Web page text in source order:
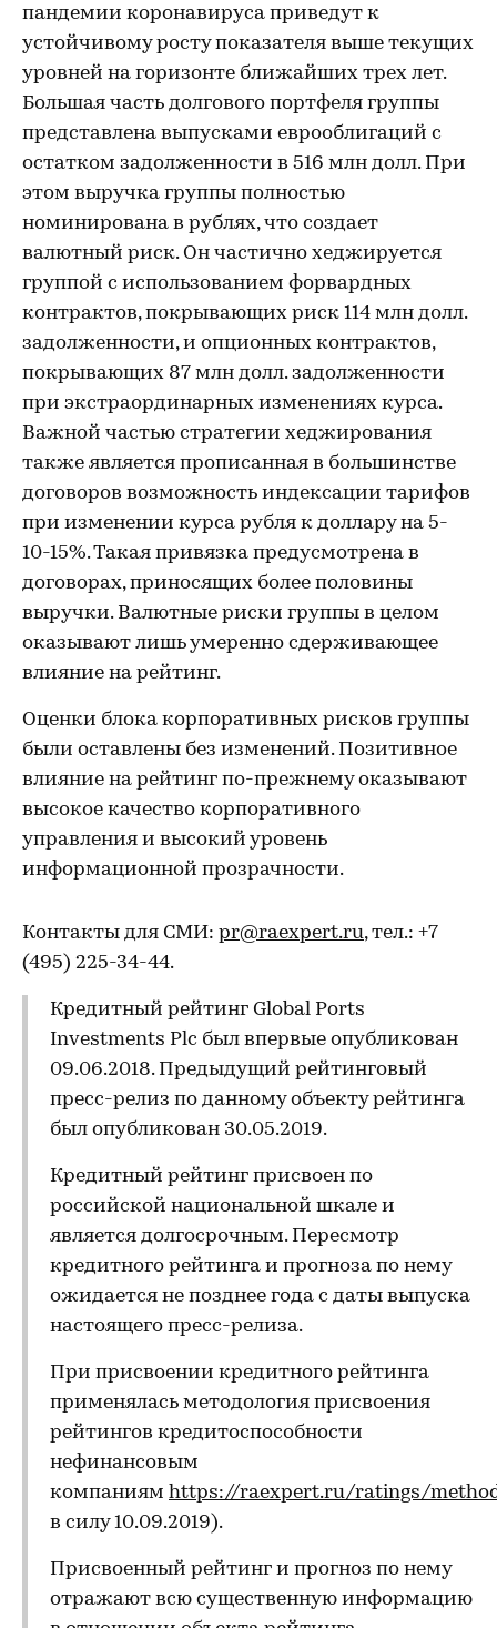
пандемии коронавируса приведут к
устойчивому росту показателя выше текущих
уровней на горизонте ближайших трех лет.
Большая часть долгового портфеля группы
представлена выпусками еврооблигаций с
остатком задолженности в 516 млн долл. При
этом выручка группы полностью
номинирована в рублях, что создает
валютный риск. Он частично хеджируется
группой с использованием форвардных
контрактов, покрывающих риск 114 млн долл.
задолженности, и опционных контрактов,
покрывающих 87 млн долл. задолженности
при экстраординарных изменениях курса.
Важной частью стратегии хеджирования
также является прописанная в большинстве
договоров возможность индексации тарифов
при изменении курса рубля к доллару на 5-
10-15%. Такая привязка предусмотрена в
договорах, приносящих более половины
выручки. Валютные риски группы в целом
оказывают лишь умеренно сдерживающее
влияние на рейтинг.
Оценки блока корпоративных рисков группы
были оставлены без изменений. Позитивное
влияние на рейтинг по-прежнему оказывают
высокое качество корпоративного
управления и высокий уровень
информационной прозрачности.
Контакты для СМИ: pr@raexpert.ru, тел.: +7
(495) 225-34-44.
Кредитный рейтинг Global Ports
Investments Plc был впервые опубликован
09.06.2018. Предыдущий рейтинговый
пресс-релиз по данному объекту рейтинга
был опубликован 30.05.2019.
Кредитный рейтинг присвоен по
российской национальной шкале и
является долгосрочным. Пересмотр
кредитного рейтинга и прогноза по нему
ожидается не позднее года с даты выпуска
настоящего пресс-релиза.
При присвоении кредитного рейтинга
применялась методология присвоения
рейтингов кредитоспособности
нефинансовым
компаниям https://raexpert.ru/ratings/
в силу 10.09.2019).
Присвоенный рейтинг и прогноз по нему
отражают всю существенную информацию